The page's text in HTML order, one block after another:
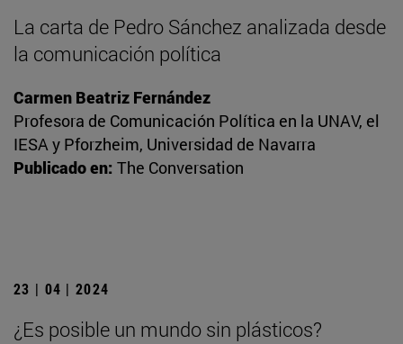
La carta de Pedro Sánchez analizada desde
la comunicación política
Carmen Beatriz Fernández
Profesora de Comunicación Política en la UNAV, el
IESA y Pforzheim, Universidad de Navarra
Publicado en: The Conversation
23 | 04 | 2024
¿Es posible un mundo sin plásticos?